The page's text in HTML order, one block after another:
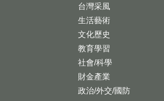
台灣采風
生活藝術
文化歷史
教育學習
社會/科學
財金產業
政治/外交/國防